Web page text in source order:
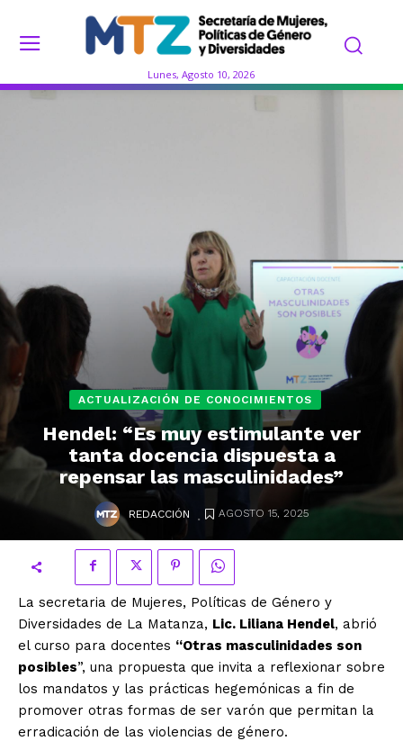
Lunes, Agosto 10, 2026
ACTUALIZACIÓN DE CONOCIMIENTOS
Hendel: “Es muy estimulante ver
tanta docencia dispuesta a
repensar las masculinidades”
REDACCIÓN . AGOSTO 15, 2025
La secretaria de Mujeres, Políticas de Género y
Diversidades de La Matanza, Lic. Liliana Hendel, abrió
el curso para docentes “Otras masculinidades son
posibles”, una propuesta que invita a reflexionar sobre
los mandatos y las prácticas hegemónicas a fin de
promover otras formas de ser varón que permitan la
erradicación de las violencias de género.